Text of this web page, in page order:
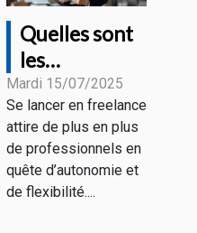
Quelles sont
les
démarches
pour devenir
freelance en
portage
salarial ?
Mardi 15/07/2025
Se lancer en freelance
attire de plus en plus
de professionnels en
quête d’autonomie et
de flexibilité....